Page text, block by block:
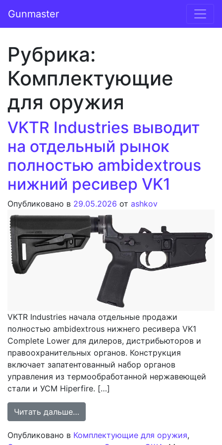
Основная навигация
Gunmaster
Рубрика:
Комплектующие
для оружия
VKTR Industries выводит
на отдельный рынок
полностью ambidextrous
нижний ресивер VK1
Опубликовано в 29.05.2026 от ashkov
VKTR Industries начала отдельные продажи
полностью ambidextrous нижнего ресивера VK1
Complete Lower для дилеров, дистрибьюторов и
правоохранительных органов. Конструкция
включает запатентованный набор органов
управления из термообработанной нержавеющей
стали и УСМ Hiperfire. […]
Читать дальше…
Опубликовано в Комплектующие для оружия,